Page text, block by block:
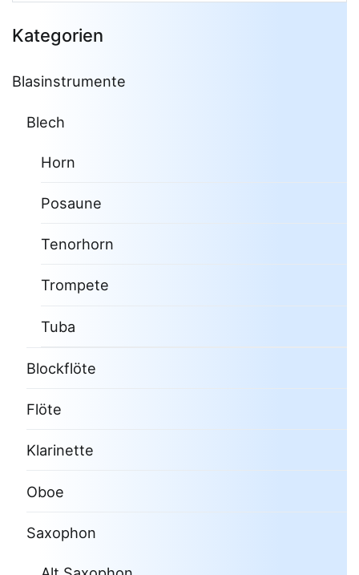
Kategorien
Blasinstrumente
Blech
Horn
Posaune
Tenorhorn
Trompete
Tuba
Blockflöte
Flöte
Klarinette
Oboe
Saxophon